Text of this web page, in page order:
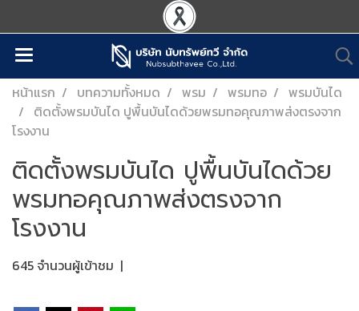
หน้าแรก บทความทั้งหมด พรม พรมทอ
พรมบันได
ติดตั้งพรมบันได ปูพื้นบันไดด้วยพรมทอคุณภาพส่งตรงจาก
โรงงาน
ติดตั้งพรมบันได ปูพื้นบันไดด้วย
พรมทอคุณภาพส่งตรงจาก
โรงงาน
645 จำนวนผู้เข้าชม |